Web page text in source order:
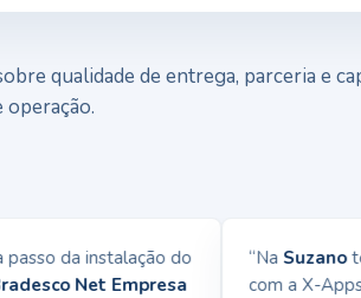
qualidade de entrega, parceria e
da instalação do
Net Empresa
“NaSuzano
com a X-Apps